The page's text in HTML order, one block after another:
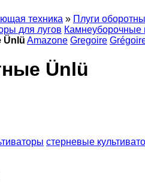
техника » Плуги
для лугов
Ünlü Amazone Gregoire
Ünlü
стерневые